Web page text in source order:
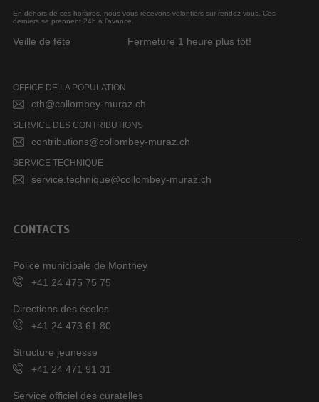
En dehors de ces horaires, nous vous recevons volontiers sur rendez-vous. Ces
derniers se prennent 24h à l’avance.
Veille de fête Fermeture 1 heure plus tôt!
OFFICE DE LA POPULATION
cth@collombey-muraz.ch
SERVICE DES CONTRIBUTIONS
contributions@collombey-muraz.ch
SERVICE TECHNIQUE
service.technique@collombey-muraz.ch
CONTACTS
Police municipale de Monthey
+41 24 475 75 75
Directions des écoles
+41 24 473 61 80
Structure jeunesse
+41 24 471 91 31
Service officiel des curatelles